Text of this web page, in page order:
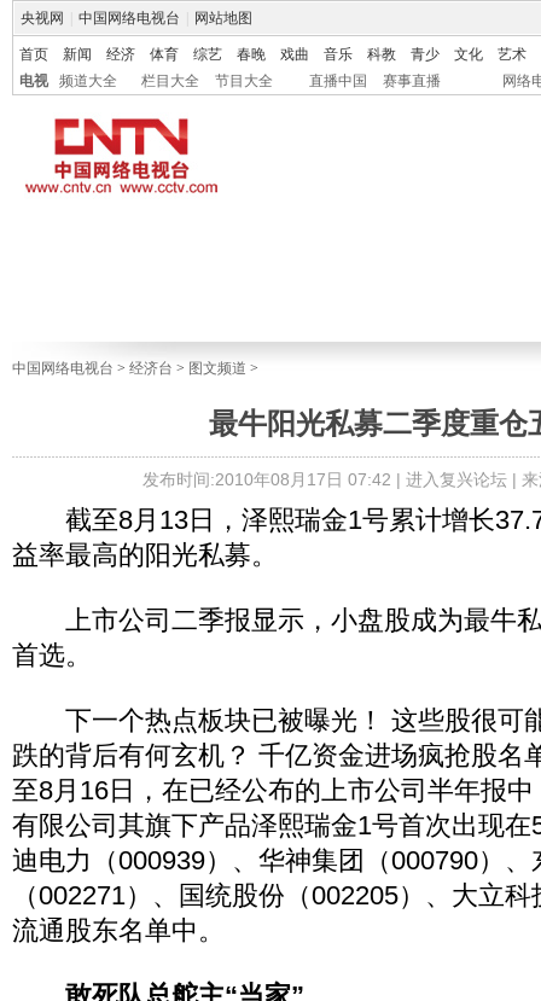
央视网 中国网络电视台 网站地图
首页 新闻 经济 体育 综艺 春晚 戏曲 音乐 科教 青少 文化
艺术
电视
频道大全 栏目大全 节目大全 直播中国 赛事直播 网络
中国网络电视台 > 经济台 > 图文频道 >
最牛阳光私募二季度重仓
发布时间:2010年08月17日 07:42 | 进入复兴论坛| 来
截至8月13日，泽熙瑞金1号累计增长
益率最高的阳光私募。
上市公司二季报显示，小盘股成为最牛
首选。
下一个热点板块已被曝光！ 这些股很可
跌的背后有何玄机？ 千亿资金进场疯抢股名
至8月16日，在已经公布的上市公司半年报
有限公司其旗下产品泽熙瑞金1号首次出现
迪电力（000939）、华神集团（000790）、
（002271）、国统股份（002205）、大立
流通股东名单中。